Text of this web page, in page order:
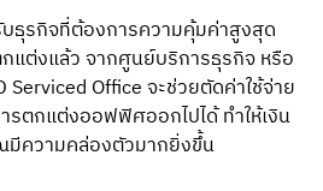
ธุรกิจที่ต้องการความคุ้มค่าสูงสุด
แต่งแล้ว จากศูนย์บริการธุรกิจ หรือ
Serviced Office จะช่วยตัดค่าใช้จ่าย
รตกแต่งออฟฟิศออกไปได้ ทำให้เงิน
มีความคล่องตัวมากยิ่งขึ้น